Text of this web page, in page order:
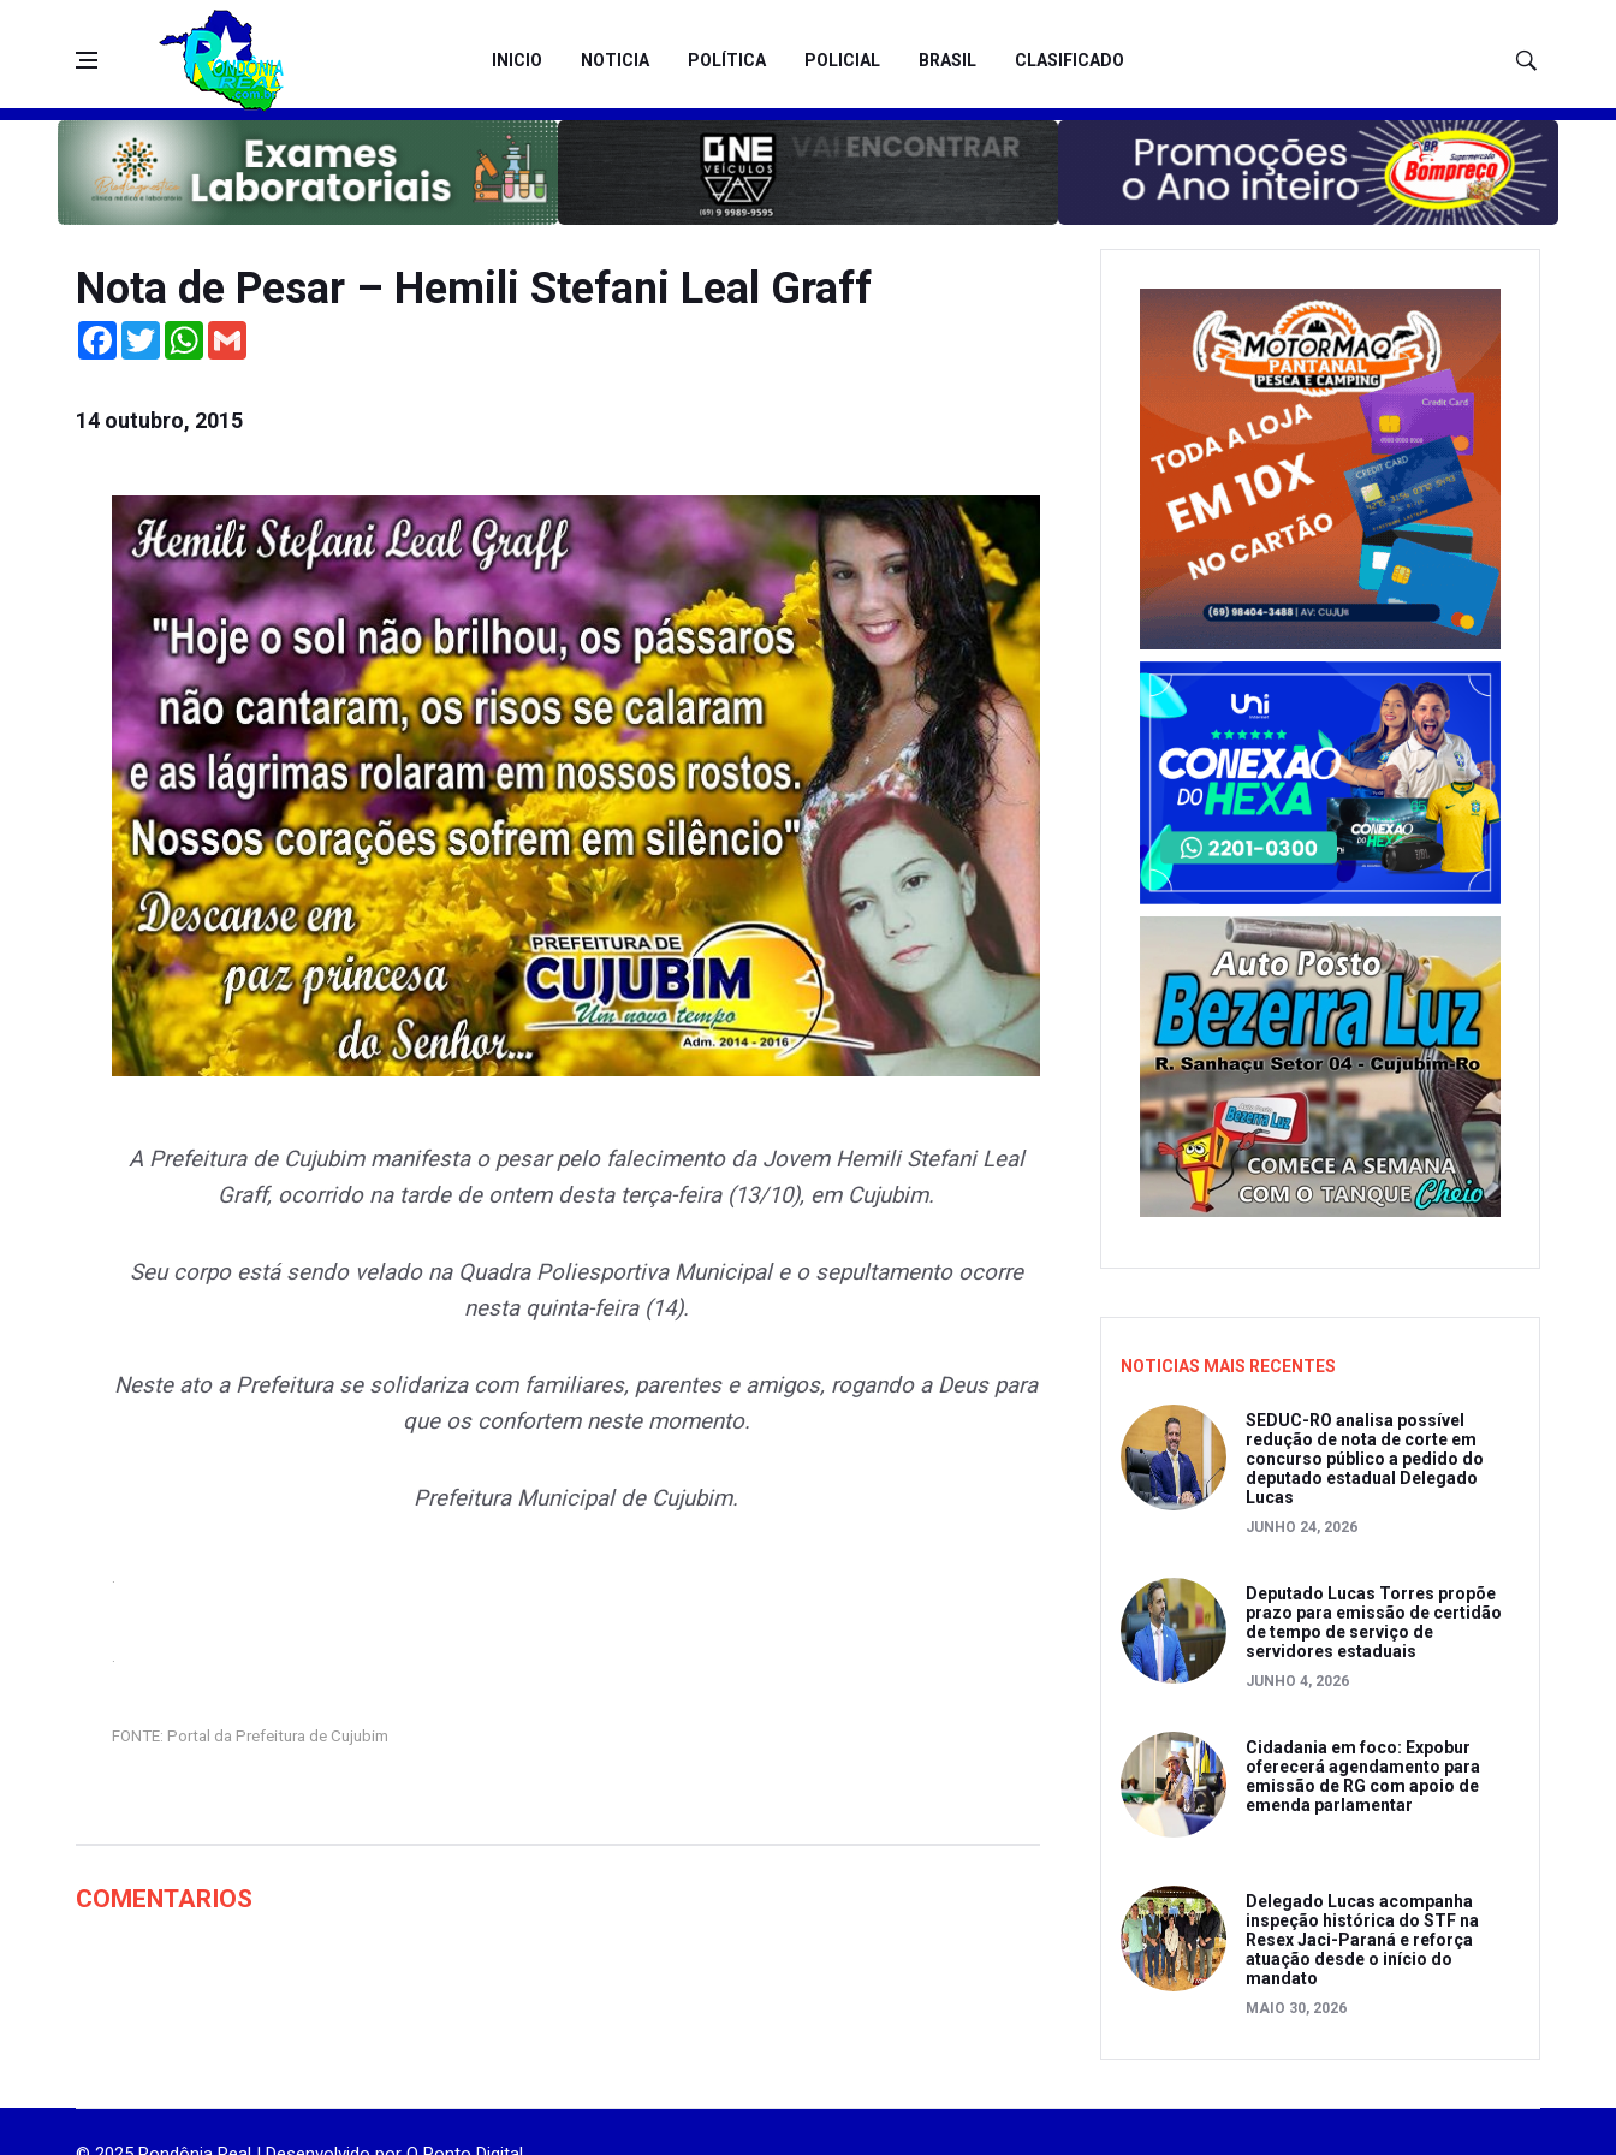
INICIO NOTICIA POLÍTICA POLICIAL BRASIL CLASIFICADO
Nota de Pesar – Hemili Stefani Leal Graff
Facebook
TwitterWhatsApp
14 outubro, 2015
A Prefeitura de Cujubim manifesta o pesar pelo falecimento da Jovem Hemili Stefani Leal
Graff, ocorrido na tarde de ontem desta terça-feira (13/10), em Cujubim.
Seu corpo está sendo velado na Quadra Poliesportiva Municipal e o sepultamento ocorre
nesta quinta-feira (14).
Neste ato a Prefeitura se solidariza com familiares, parentes e amigos, rogando a Deus para
que os confortem neste momento.
Prefeitura Municipal de Cujubim.
.
.
FONTE: Portal da Prefeitura de Cujubim
COMENTARIOS
NOTICIAS MAIS RECENTES
SEDUC-RO analisa possível
redução de nota de corte em
concurso público a pedido do
deputado estadual Delegado
Lucas
JUNHO 24, 2026
Deputado Lucas Torres propõe
prazo para emissão de certidão
de tempo de serviço de
servidores estaduais
JUNHO 4, 2026
Cidadania em foco: Expobur
oferecerá agendamento para
emissão de RG com apoio de
emenda parlamentar
Delegado Lucas acompanha
inspeção histórica do STF na
Resex Jaci-Paraná e reforça
atuação desde o início do
mandato
MAIO 30, 2026